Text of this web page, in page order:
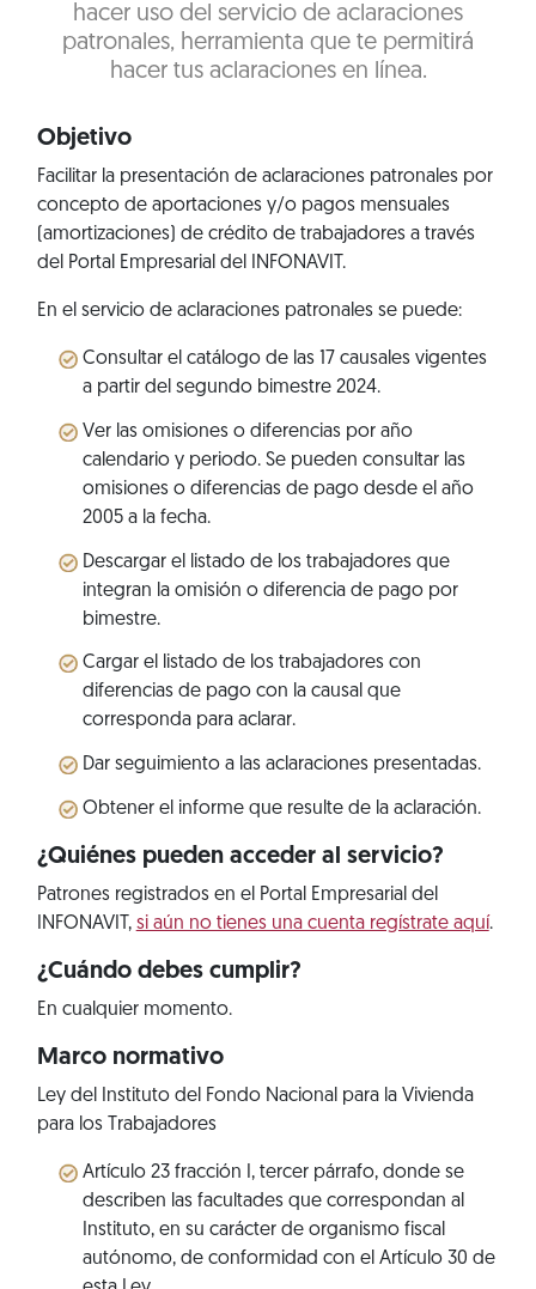
hacer uso del servicio de aclaraciones
patronales, herramienta que te permitirá
hacer tus aclaraciones en línea.
Objetivo
Facilitar la presentación de aclaraciones patronales por
concepto de aportaciones y/o pagos mensuales
(amortizaciones) de crédito de trabajadores a través
del Portal Empresarial del INFONAVIT.
En el servicio de aclaraciones patronales se puede:
Consultar el catálogo de las 17 causales vigentes
a partir del segundo bimestre 2024.
Ver las omisiones o diferencias por año
calendario y periodo. Se pueden consultar las
omisiones o diferencias de pago desde el año
2005 a la fecha.
Descargar el listado de los trabajadores que
integran la omisión o diferencia de pago por
bimestre.
Cargar el listado de los trabajadores con
diferencias de pago con la causal que
corresponda para aclarar.
Dar seguimiento a las aclaraciones presentadas.
Obtener el informe que resulte de la aclaración.
¿Quiénes pueden acceder al servicio?
Patrones registrados en el Portal Empresarial del
INFONAVIT, si aún no tienes una cuenta regístrate aquí.
¿Cuándo debes cumplir?
En cualquier momento.
Marco normativo
Ley del Instituto del Fondo Nacional para la Vivienda
para los Trabajadores
Artículo 23 fracción I, tercer párrafo, donde se
describen las facultades que correspondan al
Instituto, en su carácter de organismo fiscal
autónomo, de conformidad con el Artículo 30 de